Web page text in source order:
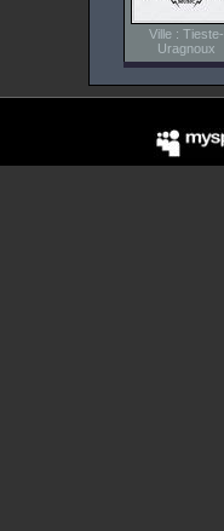
Ville : Tieste-
Uragnoux